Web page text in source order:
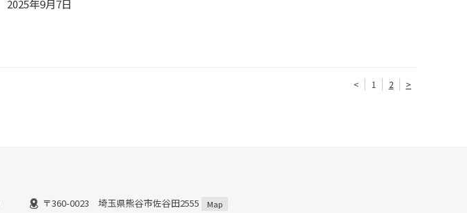
2025年9月7日
< 1 2 >
〒360-0023 埼玉県熊谷市佐谷田2555 Map